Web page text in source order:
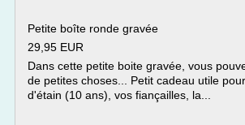
Petite boîte ronde gravée
29,95 EUR
Dans cette petite boite gravée, vous
de petites choses... Petit cadeau utile
d'étain (10 ans), vos fiançailles, la...